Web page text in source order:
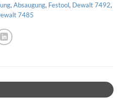
,Absaugung, Festool, Dewalt 7492,
7485